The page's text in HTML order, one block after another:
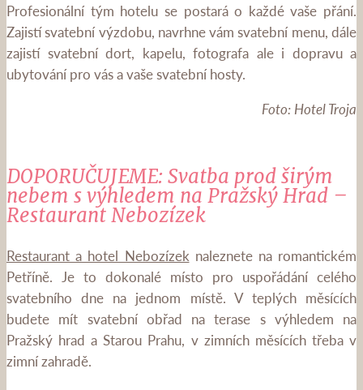
Profesionální tým hotelu se postará o každé vaše přání.
Zajistí svatební výzdobu, navrhne vám svatební menu, dále
zajistí svatební dort, kapelu, fotografa ale i dopravu a
ubytování pro vás a vaše svatební hosty.
Foto: Hotel Troja
DOPORUČUJEME: Svatba prod širým
nebem s výhledem na Pražský Hrad –
Restaurant Nebozízek
Restaurant a hotel Nebozízeknaleznete na romantickém
Petříně. Je to dokonalé místo pro uspořádání celého
svatebního dne na jednom místě. V teplých měsících
budete mít svatební obřad na terase s výhledem na
Pražský hrad a Starou Prahu, v zimních měsících třeba v
zimní zahradě.